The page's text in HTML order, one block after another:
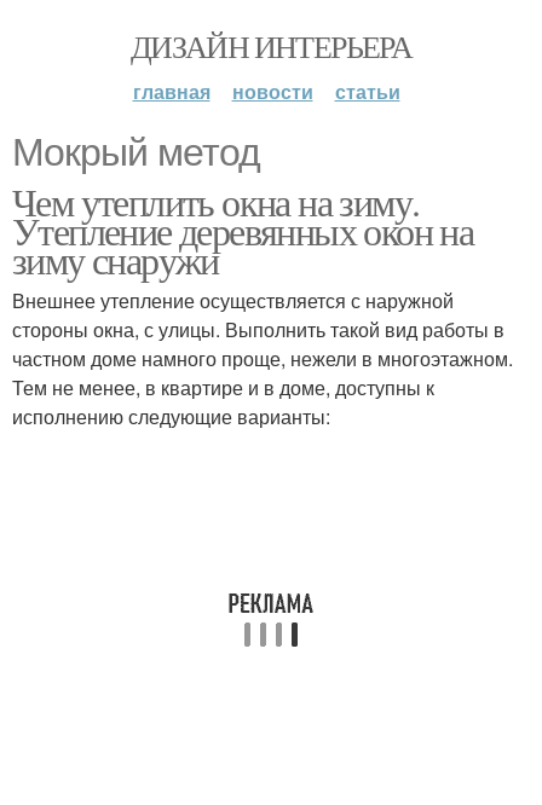
ДИЗАЙН ИНТЕРЬЕРА
главная новости статьи
Мокрый метод
Чем утеплить окна на зиму.
Утепление деревянных окон на
зиму снаружи
Внешнее утепление осуществляется с наружной
стороны окна, с улицы. Выполнить такой вид работы в
частном доме намного проще, нежели в многоэтажном.
Тем не менее, в квартире и в доме, доступны к
исполнению следующие варианты: